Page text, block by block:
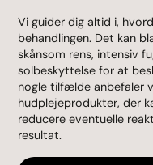
Vi guider dig altid i,
behandlingen. Det kan
skånsom rens, intensiv
solbeskyttelse for at
nogle tilfælde anbefaler
hudplejeprodukter, der
reducere eventuelle
resultat.